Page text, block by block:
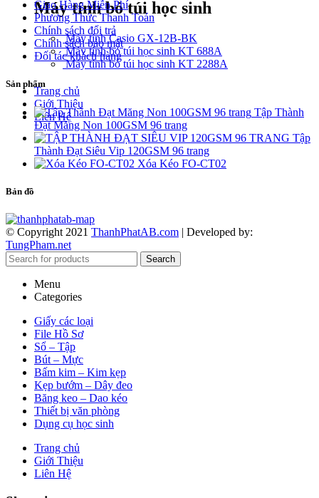
Máy tính bỏ túi học sinh
Máy tính Casio GX-12B-BK
Máy tính bỏ túi học sinh KT 688A
Máy tính bỏ túi học sinh KT 2288A
Trang chủ
Giới Thiệu
Liên Hệ
Giao Hàng Miễn Phí
Phương Thức Thanh Toán
Chính sách đổi trả
Chính sách bảo mật
Đối tác khách hàng
Sản phẩm
Tập Thành
Đạt Măng Non 100GSM 96 trang
Tập
Thành Đạt Siêu Vip 120GSM 96 trang
Xóa Kéo FO-CT02
Bản đồ
© Copyright 2021 ThanhPhatAB.com | Developed by:
TungPham.net
Search
Menu
Categories
Giấy các loại
File Hồ Sơ
Sổ – Tập
Bút – Mực
Bấm kim – Kim kẹp
Kẹp bướm – Dây đeo
Băng keo – Dao kéo
Thiết bị văn phòng
Dụng cụ học sinh
Trang chủ
Giới Thiệu
Liên Hệ